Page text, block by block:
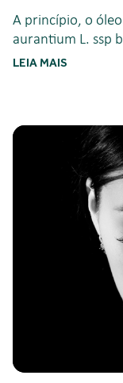
A princípio, o
aurantium L. ssp
LEIA MAIS